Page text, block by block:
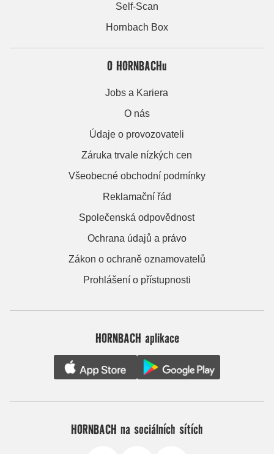
Self-Scan
Hornbach Box
O HORNBACHu
Jobs a Kariera
O nás
Údaje o provozovateli
Záruka trvale nízkých cen
Všeobecné obchodní podmínky
Reklamační řád
Společenská odpovědnost
Ochrana údajů a právo
Zákon o ochraně oznamovatelů
Prohlášení o přístupnosti
HORNBACH aplikace
HORNBACH na sociálních sítích